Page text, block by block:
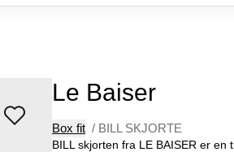
Le Baiser
Box fit / BILL SKJORTE
BILL skjorten fra LE BAISER er en